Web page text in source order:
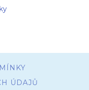
ÚDAJŮ